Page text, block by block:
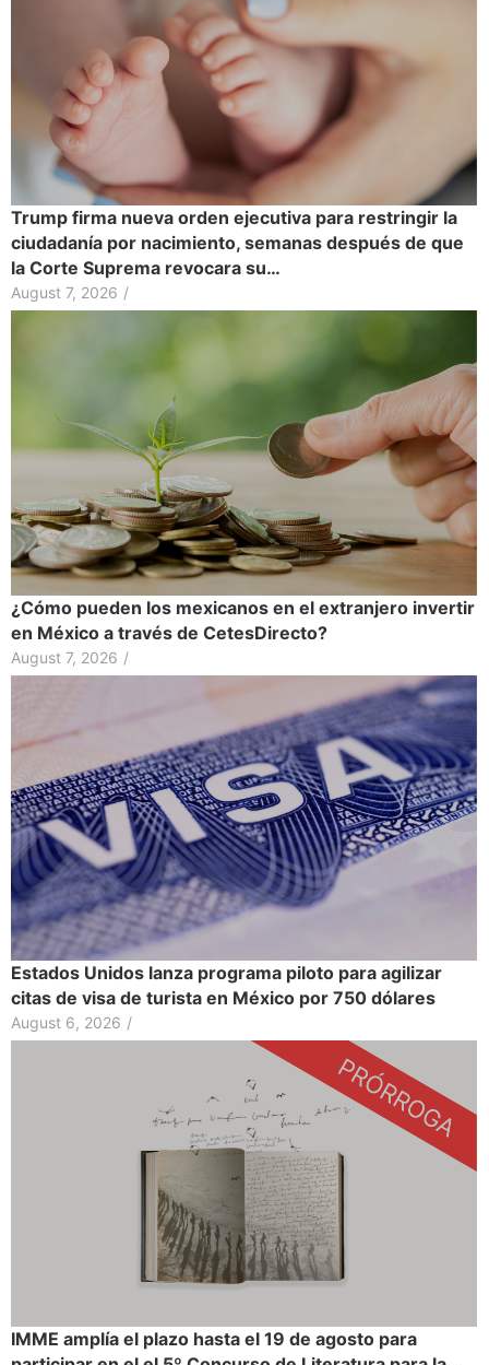
Trump firma nueva orden ejecutiva para restringir la
ciudadanía por nacimiento, semanas después de que
la Corte Suprema revocara su…
August 7, 2026 /
¿Cómo pueden los mexicanos en el extranjero invertir
en México a través de CetesDirecto?
August 7, 2026 /
Estados Unidos lanza programa piloto para agilizar
citas de visa de turista en México por 750 dólares
August 6, 2026 /
IMME amplía el plazo hasta el 19 de agosto para